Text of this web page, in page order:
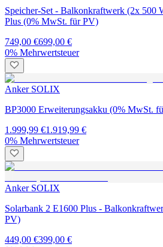
Speicher-Set - Balkonkraftwerk (2x 500
Plus (0% MwSt. für PV)
749,00 €699,00 €
0% Mehrwertsteuer
Anker SOLIX
BP3000 Erweiterungsakku (0% MwSt.
1.999,99 €1.919,99 €
0% Mehrwertsteuer
Anker SOLIX
Solarbank 2 E1600 Plus -
PV)
449,00 €399,00 €